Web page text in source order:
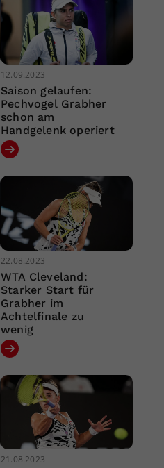
12.09.2023
Saison gelaufen:
Pechvogel Grabher
schon am
Handgelenk operiert
22.08.2023
WTA Cleveland:
Starker Start für
Grabher im
Achtelfinale zu
wenig
21.08.2023